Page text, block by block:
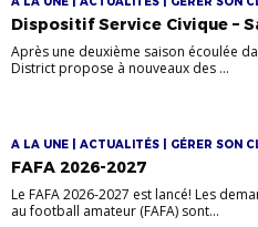
Dispositif Service Civique –
Après une deuxième saison écoulée
District propose à nouveaux des ...
A LA UNE | ACTUALITÉS | GÉRER SON
FAFA 2026-2027
Le FAFA 2026-2027 est lancé! Les
au football amateur (FAFA) sont...